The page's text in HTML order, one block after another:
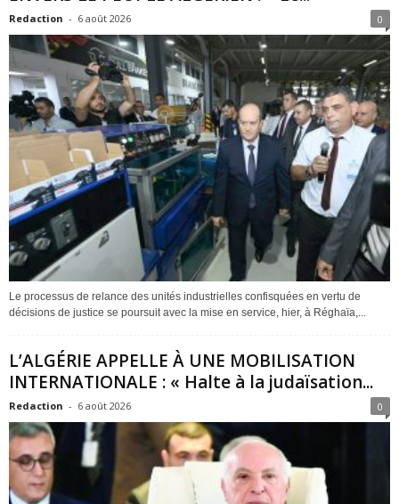
Redaction - 6 août 2026 0
Le processus de relance des unités industrielles confisquées en vertu de
décisions de justice se poursuit avec la mise en service, hier, à Réghaïa,...
L’ALGÉRIE APPELLE À UNE MOBILISATION
INTERNATIONALE : « Halte à la judaïsation...
Redaction - 6 août 2026 0